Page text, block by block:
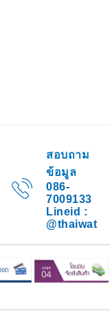
สอบถาม
ข้อมูล
086-
7009133
Lineid :
@thaiwat